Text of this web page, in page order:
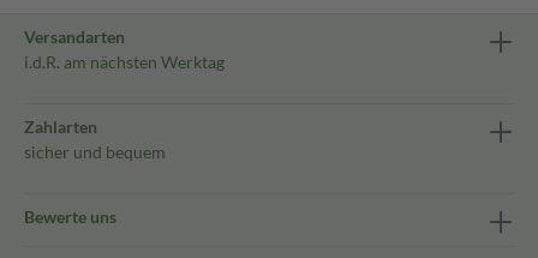
Versandarten
i.d.R. am nächsten Werktag
Zahlarten
sicher und bequem
Bewerte uns